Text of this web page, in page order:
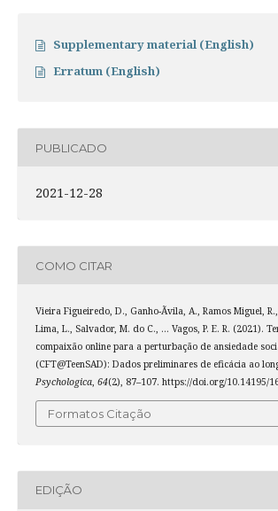
Supplementary material (English)
Erratum (English)
PUBLICADO
2021-12-28
COMO CITAR
Vieira Figueiredo, D., Ganho-Ãvila, A., Ramos Miguel,
Lima, L., Salvador, M. do C., … Vagos, P. E. R. (2021).
compaixão online para a perturbação de ansiedade
(CFT@TeenSAD): Dados preliminares de eficácia ao
Psychologica, 64(2), 87–107. https://doi.org/10.14195/
Formatos Citação
EDIÇÃO